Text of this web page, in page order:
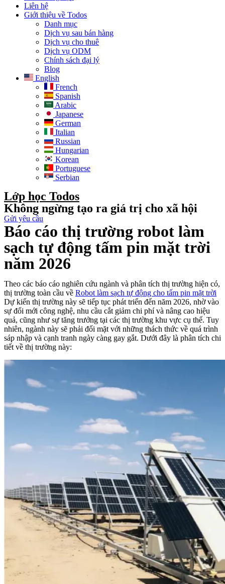
Liên hệ
Giới thiệu về Todos
Danh mục
Dịch vụ sau bán hàng
Dịch vụ cho thuê
Dịch vụ ODM
Chính sách đại lý
Blog
English
French
Spanish
Arabic
Japanese
German
Italian
Russian
Hungarian
Korean
Portuguese
Serbian
Lớp học Todos
Không ngừng tạo ra giá trị cho xã hội
Gửi yêu cầu
Báo cáo thị trường robot làm
sạch tự động tấm pin mặt trời
năm 2026
Theo các báo cáo nghiên cứu ngành và phân tích thị trường hiện có,
thị trường toàn cầu về Robot làm sạch tự động cho tấm pin mặt trời
Dự kiến thị trường này sẽ tiếp tục phát triển đến năm 2026, nhờ vào
sự đổi mới công nghệ, nhu cầu cắt giảm chi phí và nâng cao hiệu
quả, cũng như sự tăng trưởng tại các thị trường khu vực cụ thể. Tuy
nhiên, ngành này sẽ phải đối mặt với những thách thức về quá trình
sáp nhập và cạnh tranh ngày càng gay gắt. Dưới đây là phân tích chi
tiết về thị trường này: